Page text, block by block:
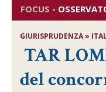
FOCUS -
GIURISPRUDENZA »
TAR
del